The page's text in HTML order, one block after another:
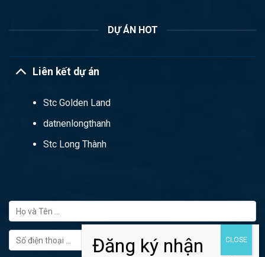
DỰ ÁN HOT
Liên kết dự án
Stc Golden Land
datnenlongthanh
Stc Long Thành
FORM ĐĂNG KÝ TƯ VẤN